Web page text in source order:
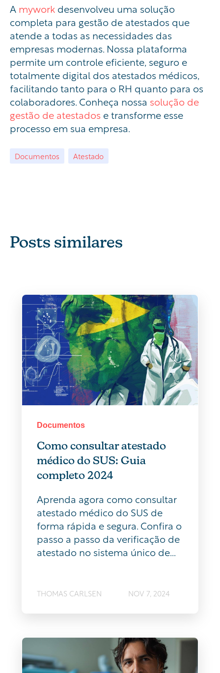
A mywork desenvolveu uma solução
completa para gestão de atestados que
atende a todas as necessidades das
empresas modernas. Nossa plataforma
permite um controle eficiente, seguro e
totalmente digital dos atestados médicos,
facilitando tanto para o RH quanto para os
colaboradores. Conheça nossa solução de
gestão de atestados e transforme esse
processo em sua empresa.
Documentos Atestado
Posts similares
Documentos
Como consultar atestado
médico do SUS: Guia
completo 2024
Aprenda agora como consultar
atestado médico do SUS de
forma rápida e segura. Confira o
passo a passo da verificação de
atestado no sistema único de...
THOMAS CARLSEN NOV 7, 2024